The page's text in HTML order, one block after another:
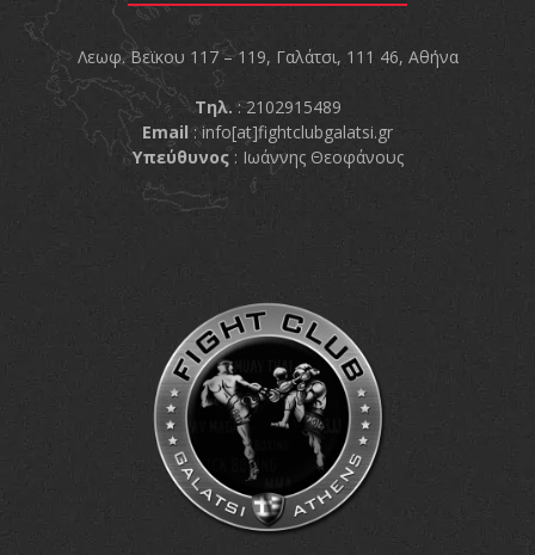
Λεωφ. Βεϊκου 117 – 119, Γαλάτσι, 111 46, Αθήνα
Τηλ. : 2102915489
Email :info[at]fightclubgalatsi.gr
Υπεύθυνος: Ιωάννης Θεοφάνους